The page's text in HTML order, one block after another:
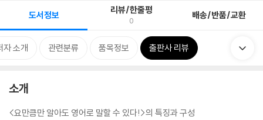
도서정보 리뷰/한줄평
0 배송/반품/교환
자 소개 관련분류 품목정보 출판사 리뷰
소개
<요만큼만 알아도 영어로 말할 수 있다!>의 특징과 구성